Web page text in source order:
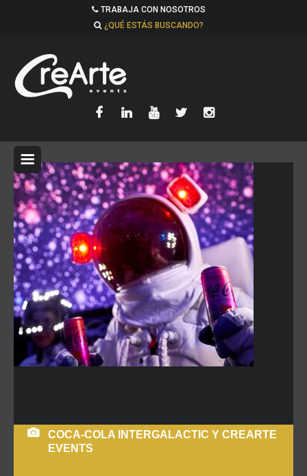
TRABAJA CON NOSOTROS
¿QUÉ ESTÁS BUSCANDO?
COCA-COLA INTERGALACTIC Y CREARTE
EVENTS